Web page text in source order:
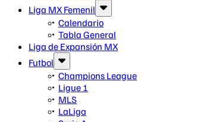
Liga MX Femenil
Calendario
Tabla General
Liga de Expansión MX
Futbol
Champions League
Ligue 1
MLS
LaLiga